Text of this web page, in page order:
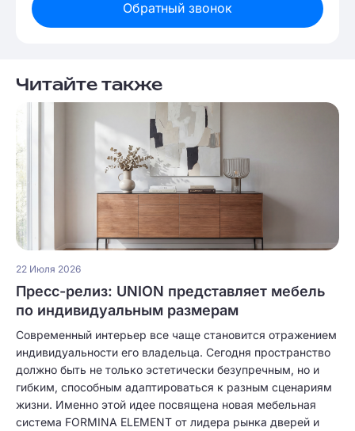
Обратный звонок
Читайте также
22 Июля 2026
Пресс-релиз: UNION представляет мебель
по индивидуальным размерам
Современный интерьер все чаще становится отражением
индивидуальности его владельца. Сегодня пространство
должно быть не только эстетически безупречным, но и
гибким, способным адаптироваться к разным сценариям
жизни. Именно этой идее посвящена новая мебельная
система FORMINA ELEMENT от лидера рынка дверей и